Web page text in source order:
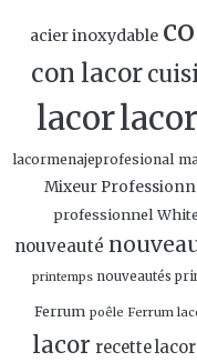
acier inoxydable
con lacor
lacor
lacormenajeprofesional
Mixeur
professionnel White
nouveauté
printemps nouveautés
Ferrum poêle Ferrum
lacor recette